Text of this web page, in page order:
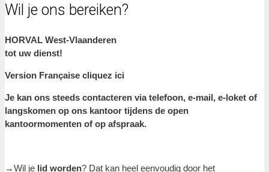
Wil je ons bereiken?
HORVAL West-Vlaanderen
tot uw dienst!
Version Française cliquez ici
Je kan ons steeds contacteren via telefoon, e-mail, e-loket of
langskomen op ons kantoor tijdens de open
kantoormomenten of op afspraak.
→Wil je lid worden? Dat kan heel eenvoudig door het